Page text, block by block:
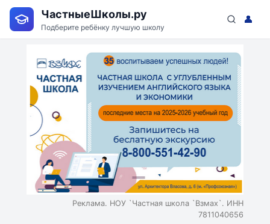
ЧастныеШколы.ру
Подберите ребёнку лучшую школу
👤
Реклама. НОУ `Частная школа `Взмах`. ИНН
7811040656